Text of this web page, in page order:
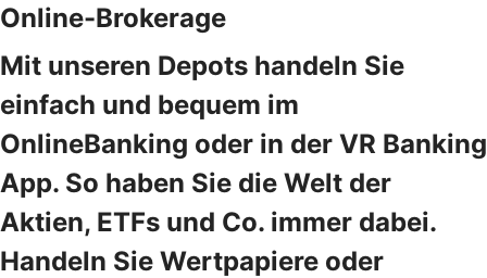
Online-Brokerage
Mit unseren Depots handeln Sie
einfach und bequem im
OnlineBanking oder in der VR Banking
App. So haben Sie die Welt der
Aktien, ETFs und Co. immer dabei.
Handeln Sie Wertpapiere oder